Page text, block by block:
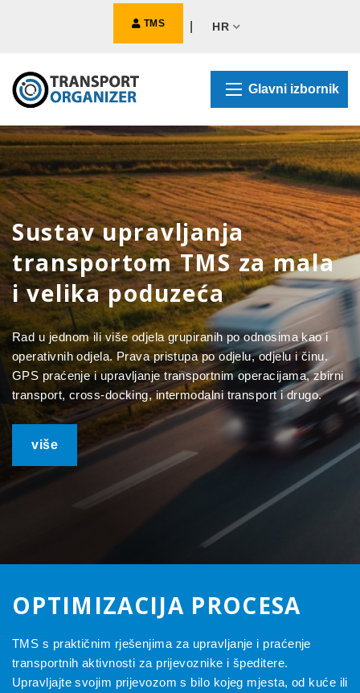
TMS HR
Glavni izbornik
Sustav upravljanja
transportom TMS za mala
i velika poduzeća
Rad u jednom ili više odjela grupiranih po odnosima kao i
operativnih odjela. Prava pristupa po odjelu, odjelu i činu.
GPS praćenje i upravljanje transportnim operacijama, zbirni
transport, cross-docking, intermodalni transport i drugo.
više
OPTIMIZACIJA PROCESA
TMS s praktičnim rješenjima za upravljanje i praćenje
transportnih aktivnosti za prijevoznike i špeditere.
Upravljajte svojim prijevozom s bilo kojeg mjesta, od kuće ili